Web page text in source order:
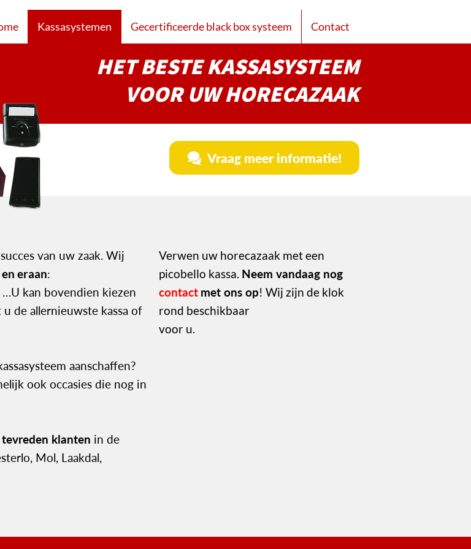
Kassasystemen Gecertificeerde black box systeem Contact
van uw zaak. Wij
eraan:
kan bovendien kiezen
de allernieuwste kassa of
aanschaffen?
ook occasies die nog in
tevreden klanten in de
Mol, Laakdal,
Verwen uw horecazaak met een
picobello kassa. Neem vandaag nog
contact met ons op! Wij zijn de klok
rond beschikbaar
voor u.
HET BESTE KASSASYSTEEM
VOOR UW HORECAZAAK
Vraag meer informatie!